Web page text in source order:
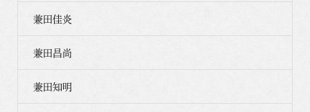
兼田佳炎
兼田昌尚
兼田知明